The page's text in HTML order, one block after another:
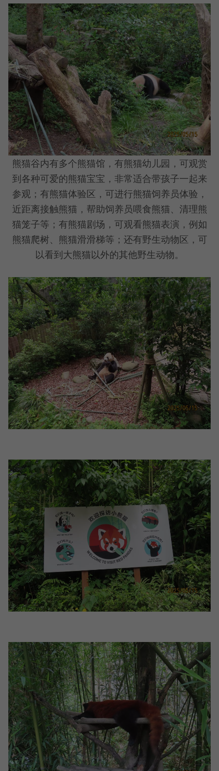
熊猫谷内有多个熊猫馆，有熊猫幼儿园，可观赏
到各种可爱的熊猫宝宝，非常适合带孩子一起来
参观；有熊猫体验区，可进行熊猫饲养员体验，
近距离接触熊猫，帮助饲养员喂食熊猫、清理熊
猫笼子等；有熊猫剧场，可观看熊猫表演，例如
熊猫爬树、熊猫滑滑梯等；还有野生动物区，可
以看到大熊猫以外的其他野生动物。